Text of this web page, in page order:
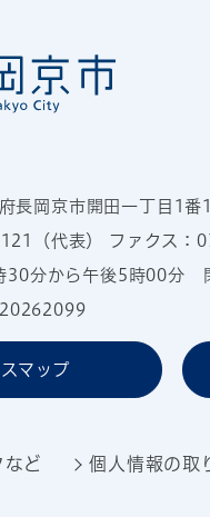
長岡京市開田一丁目1番
（代表） ファクス：
30分から午後5時00分
マップ
ど 個人情報の取